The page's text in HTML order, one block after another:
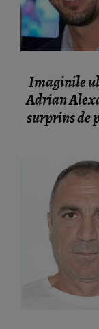
Imaginile
Adrian
surprins de